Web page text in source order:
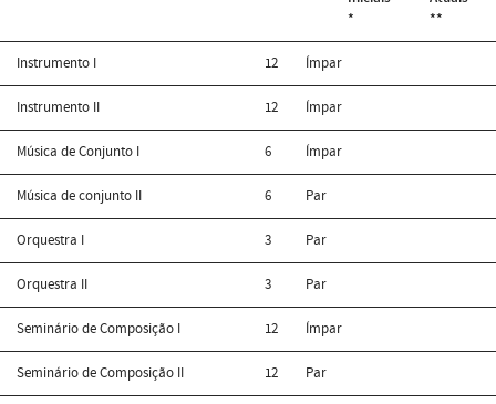
*
**
Instrumento I 12 Ímpar
Instrumento II 12 Ímpar
Música de Conjunto I 6 Ímpar
Música de conjunto II 6 Par
Orquestra I 3 Par
Orquestra II 3 Par
Seminário de Composição I 12 Ímpar
Seminário de Composição II 12 Par